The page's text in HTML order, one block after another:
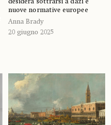
nuove normative europee
Anna Brady
20 giugno 2025